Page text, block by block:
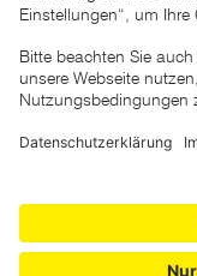
unter
Copyright ©